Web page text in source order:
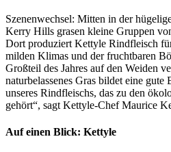
Szenenwechsel: Mitten in der
Kerry Hills grasen kleine Gruppen
Dort produziert Kettyle Rindfleisch
milden Klimas und der fruchtbaren
Großteil des Jahres auf den Weiden
naturbelassenes Gras bildet eine gute
unseres Rindfleischs, das zu den
gehört“, sagt Kettyle-Chef Maurice
Auf einen Blick: Kettyle